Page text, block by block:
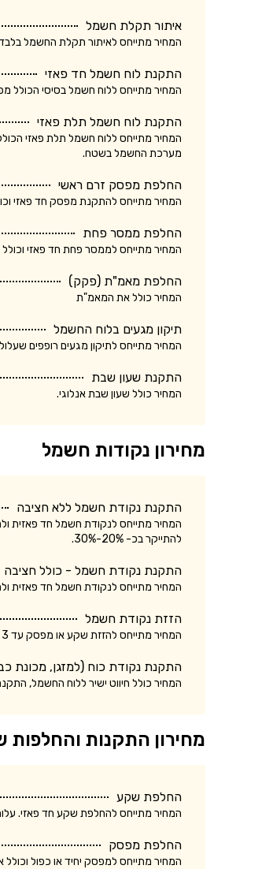
איתור תקלת חשמל
המחיר מתייחס לאיתור תקלת החשמל בלבד. במקרים
התקנת לוח חשמל חד פאזי
המחיר מתייחס ללוח חשמל בסיסי הכולל מפסק ראשי ו- 10 מאמ"תים. המחיר אינו
התקנת לוח חשמל תלת פאזי
מערכת החשמל בשטח.
החלפת מפסק זרם ראשי
המחיר מתייחס להתקנת מפסק חד פאזי
החלפת ממסר פחת
המחיר מתייחס לממסר פחת חד פאזי
החלפת מאמ"ת (פקק)
המחיר כולל את המאמ"ת
תיקון מגעים בלוח החשמל
המחיר מתייחס לתיקון מגעים רופפים
התקנת שעון שבת
המחיר כולל שעון שבת אנלוגי.
מחירון נקודות חשמל
התקנת נקודת חשמל ללא חציבה
להתייקר בכ- 20%-30%.
התקנת נקודת חשמל - כולל חציבה
המחיר מתייחס לנקודת חשמל חד פאזית ולחיווט עד 5 מטר בתוך הקיר. עלות התקנת נקודת חשמל תלת פאזית עשויה
הזזת נקודת חשמל
המחיר מתייחס להזזת שקע או מפסק עד 3 מטר, לא כולל חציבה. עלות הזזת נקודת חשמל כולל חציבה עשויה להתייקר בכ- 20%.
התקנת נקודת כוח (למזגן, מכונת
המחיר כולל חיווט ישיר ללוח החשמל,
מחירון התקנות והחלפות
החלפת שקע
המחיר מתייחס להחלפת שקע חד פאזי. עלות
החלפת מפסק
המחיר מתייחס למפסק יחיד או כפול